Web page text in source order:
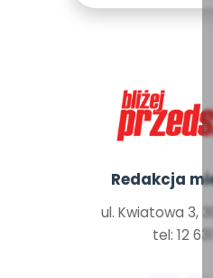
Redakcja
ul. Kwiatowa 3,
tel: 12 631